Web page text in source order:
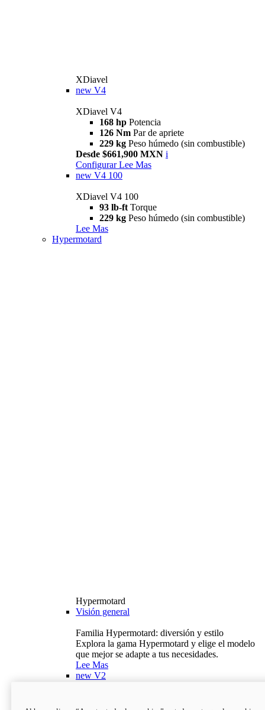
XDiavel
new V4
XDiavel V4
168 hp Potencia
126 Nm Par de apriete
229 kg Peso húmedo (sin combustible)
Desde $661,900 MXN i
Configurar Lee Mas
new V4 100
XDiavel V4 100
93 lb-ft Torque
229 kg Peso húmedo (sin combustible)
Lee Mas
Hypermotard
Hypermotard
Visión general
Familia Hypermotard: diversión y estilo
Explora la gama Hypermotard y elige el modelo
que mejor se adapte a tus necesidades.
Lee Mas
new V2
120,4 hp
Potencia